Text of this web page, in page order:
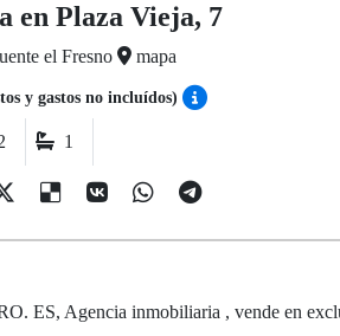
en Plaza Vieja, 7
el Fresno mapa
y gastos no incluídos)
1
ES, Agencia inmobiliaria , vende en